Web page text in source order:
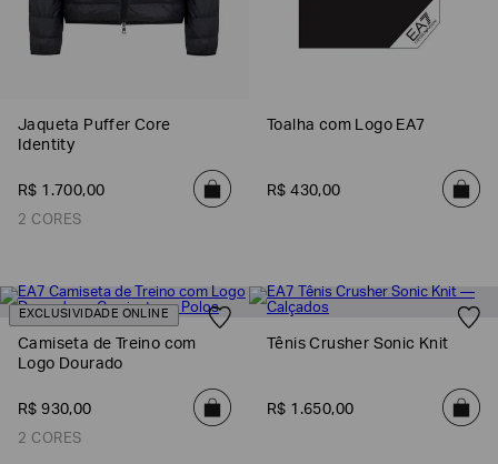
Jaqueta Puffer Core
Identity
R$ 1 .700,00
2 CORES
Toalha com Logo EA7
R$ 430,00
EXCLUSIVIDADE ONLINE
Camiseta de Treino com
Logo Dourado
R$ 930,00
2 CORES
Tênis Crusher Sonic Knit
R$ 1 .650,00
Estou
interessado
nas
todos
Giorgio
EA7
Exchange
Produtos